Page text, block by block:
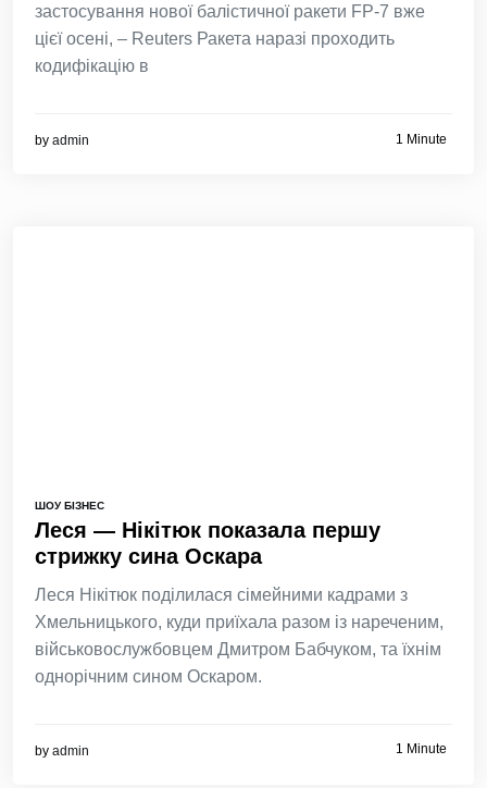
застосування нової балістичної ракети FP-7 вже
цієї осені, – Reuters Ракета наразі проходить
кодифікацію в
by admin 1 Minute
ШОУ БІЗНЕС
Леся — Нікітюк показала першу
стрижку сина Оскара
Леся Нікітюк поділилася сімейними кадрами з
Хмельницького, куди приїхала разом із нареченим,
військовослужбовцем Дмитром Бабчуком, та їхнім
однорічним сином Оскаром.
by admin 1 Minute